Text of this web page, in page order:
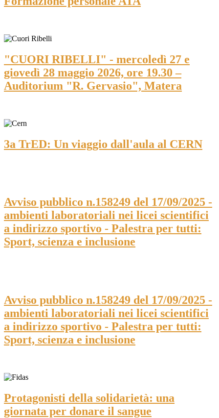
"CUORI RIBELLI" - mercoledì 27 e
giovedì 28 maggio 2026, ore 19.30 –
Auditorium "R. Gervasio", Matera
3a TrED: Un viaggio dall'aula al CERN
Avviso pubblico n.158249 del 17/09/2025 -
ambienti laboratoriali nei licei scientifici
a indirizzo sportivo - Palestra per tutti:
Sport, scienza e inclusione
Avviso pubblico n.158249 del 17/09/2025 -
ambienti laboratoriali nei licei scientifici
a indirizzo sportivo - Palestra per tutti:
Sport, scienza e inclusione
Protagonisti della solidarietà: una
giornata per donare il sangue